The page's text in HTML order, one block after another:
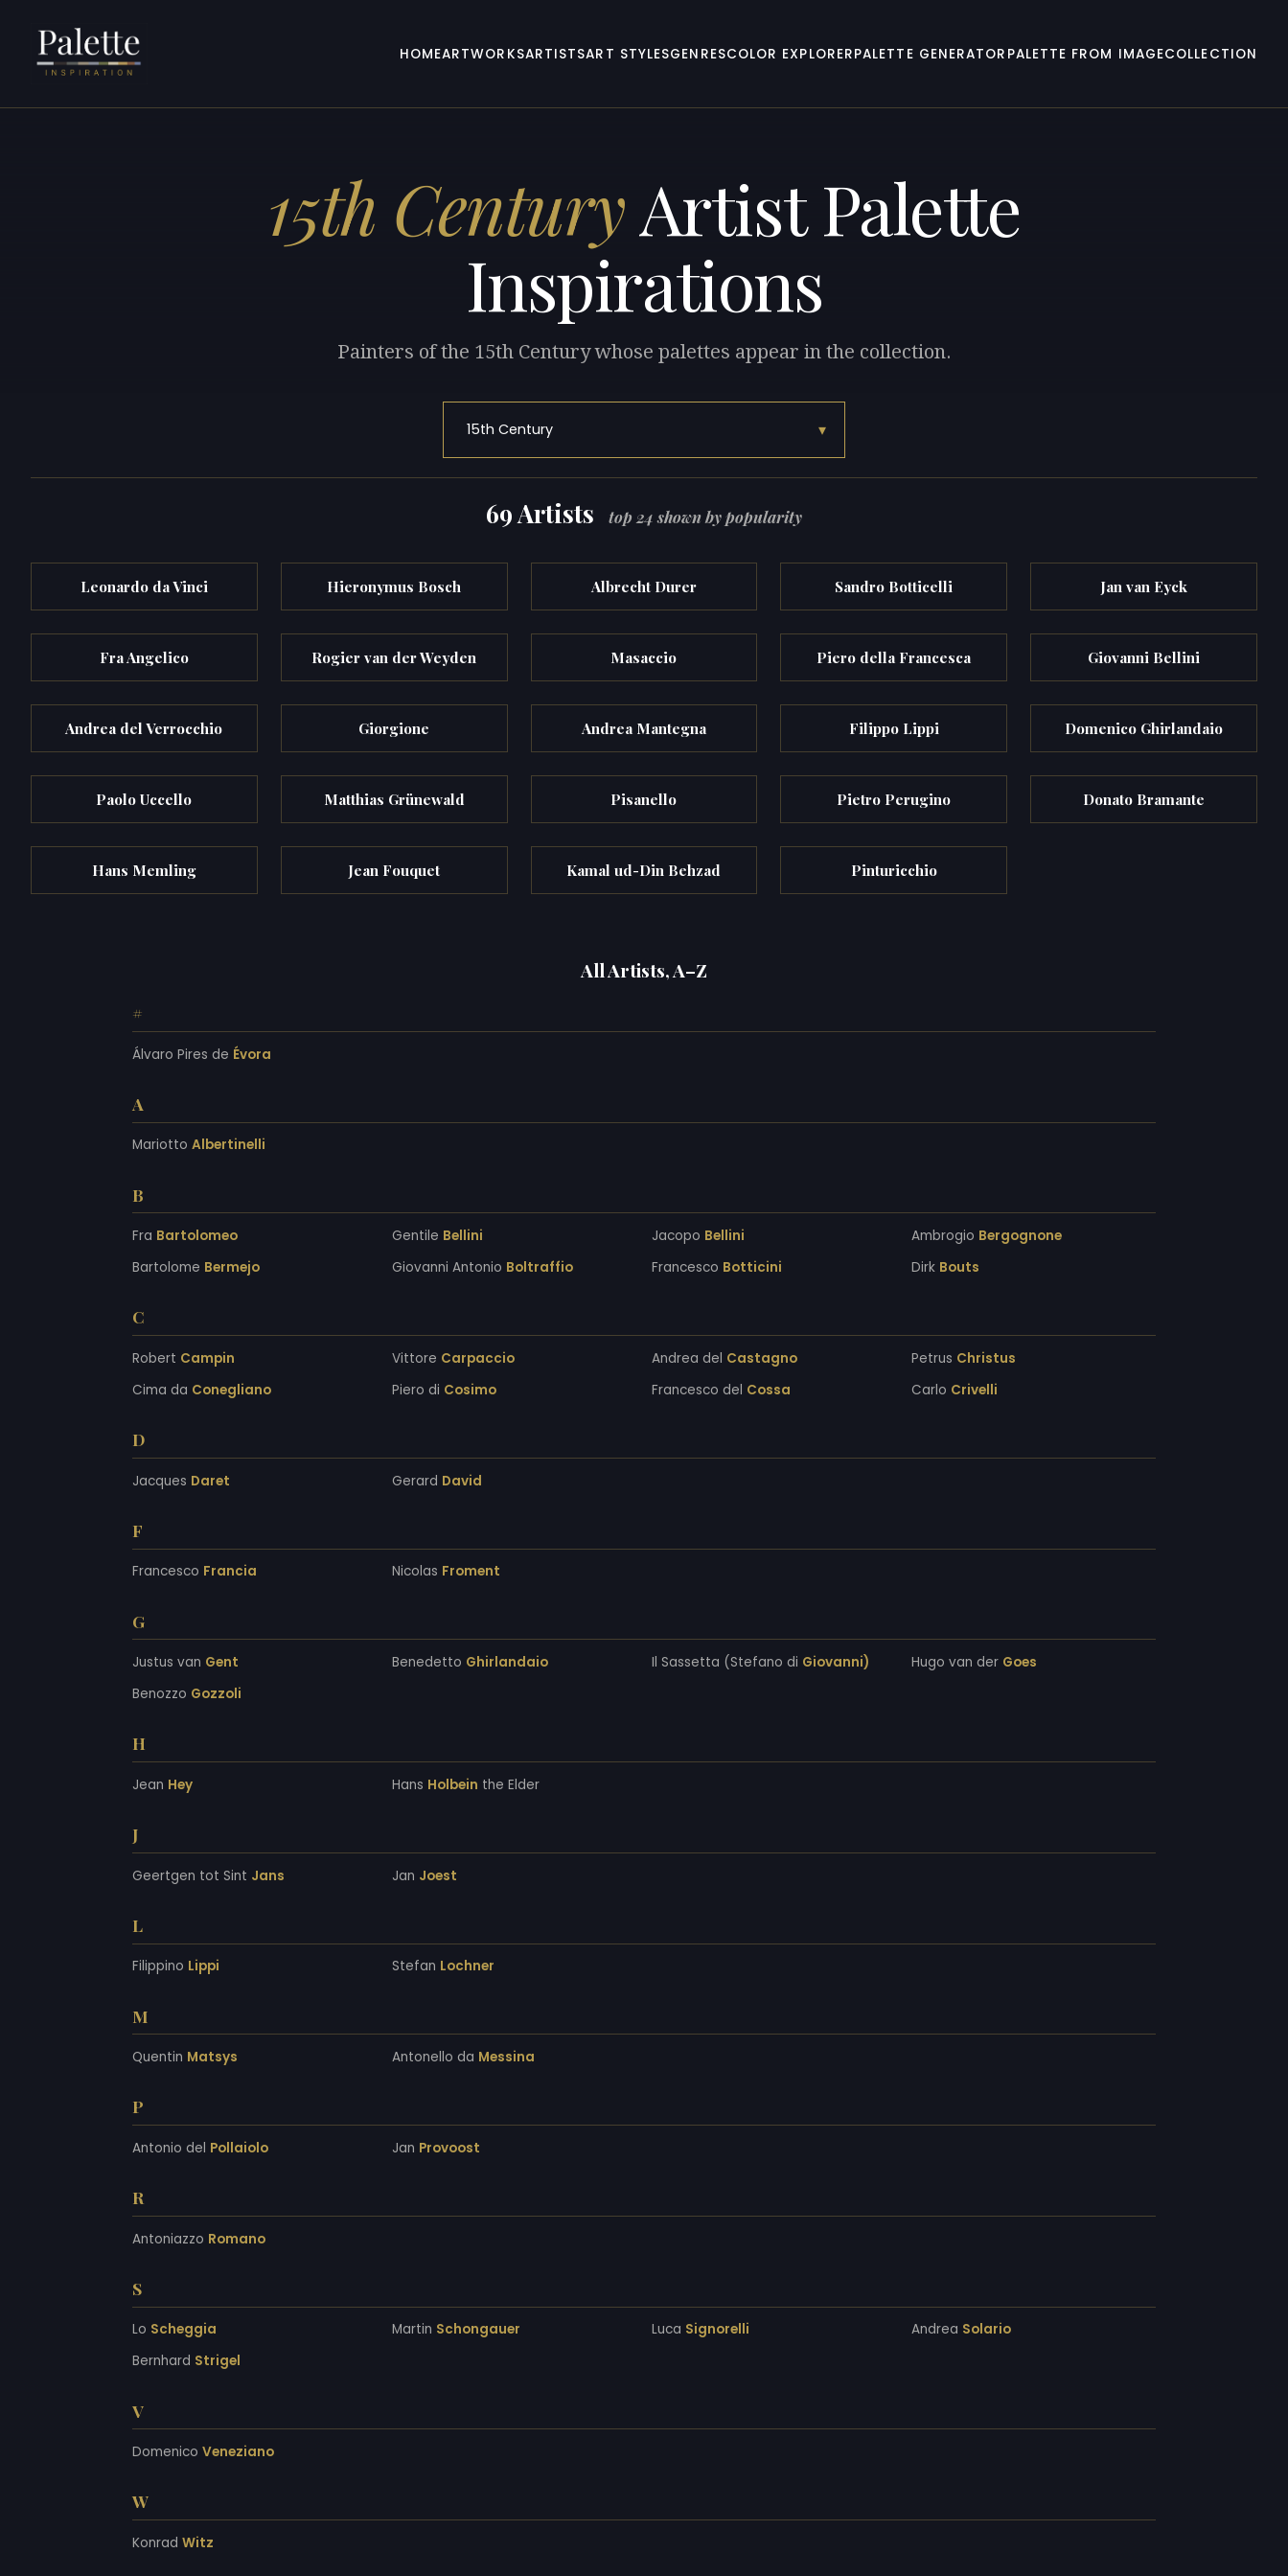
HOMEARTWORKSARTISTSART STYLESGENRESCOLOR EXPLORERPALETTE GENERATOR PALETTE FROM IMAGECOLLECTION
15th CenturyArtist Palette
Inspirations
Painters of the 15th Century whose palettes appear in the collection.
15th Century ▾
69 Artists top 24 shown by popularity
Leonardo da Vinci Hieronymus Bosch Albrecht Durer Sandro Botticelli Jan van Eyck
Fra Angelico Rogier van der Weyden Masaccio Piero della Francesca Giovanni Bellini
Andrea del Verrocchio Giorgione Andrea Mantegna Filippo Lippi Domenico Ghirlandaio
Paolo Uccello Matthias Grünewald Pisanello Pietro Perugino Donato Bramante
Hans Memling Jean Fouquet Kamal ud-Din Behzad Pinturicchio
All Artists, A–Z
#
Álvaro Pires de Évora
A
Mariotto Albertinelli
B
Fra Bartolomeo Gentile Bellini Jacopo Bellini Ambrogio Bergognone
Bartolome Bermejo Giovanni Antonio Boltraffio Francesco Botticini Dirk Bouts
C
Robert Campin Vittore Carpaccio Andrea del Castagno Petrus Christus
Cima da Conegliano Piero di Cosimo Francesco del Cossa Carlo Crivelli
D
Jacques Daret Gerard David
F
Francesco Francia Nicolas Froment
G
Justus van Gent Benedetto Ghirlandaio Il Sassetta (Stefano di Giovanni) Hugo van der Goes
Benozzo Gozzoli
H
Jean Hey Hans Holbein the Elder
J
Geertgen tot Sint Jans Jan Joest
L
Filippino Lippi Stefan Lochner
M
Quentin Matsys Antonello da Messina
P
Antonio del Pollaiolo Jan Provoost
R
Antoniazzo Romano
S
Lo Scheggia Martin Schongauer Luca Signorelli Andrea Solario
Bernhard Strigel
V
Domenico Veneziano
W
Konrad Witz